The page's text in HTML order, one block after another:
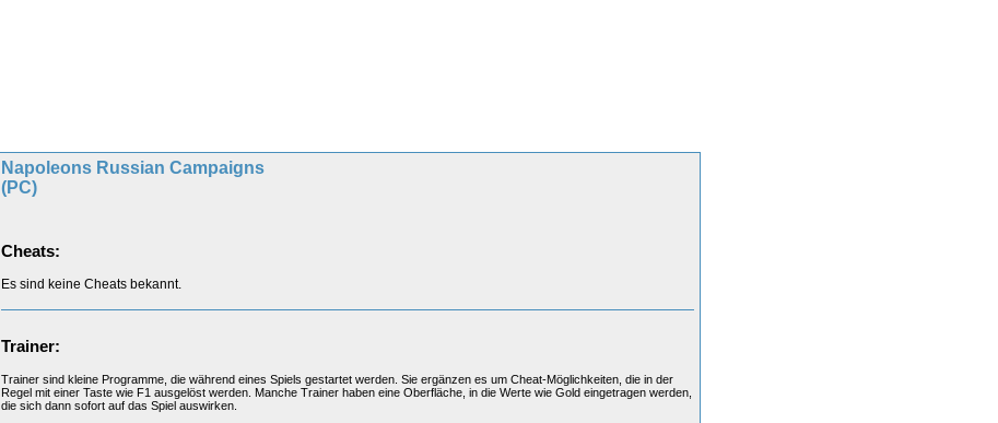
Napoleons Russian Campaigns
(PC)
Cheats:
Es sind keine Cheats bekannt.
Trainer:
Trainer sind kleine Programme, die während eines Spiels gestartet werden. Sie ergänzen es um Cheat-Möglichkeiten, die in der
Regel mit einer Taste wie F1 ausgelöst werden. Manche Trainer haben eine Oberfläche, in die Werte wie Gold eingetragen werden,
die sich dann sofort auf das Spiel auswirken.